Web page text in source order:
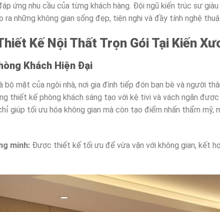
ứng nhu cầu của từng khách hàng. Đội ngũ kiến trúc sư
ra những không gian sống đẹp, tiện nghi và đầy tính nghệ
Kế Nội Thất Trọn Gói Tại Kiến
Khách Hiện Đại
bộ mặt của ngôi nhà, nơi gia đình tiếp đón bạn bè và người
thiết kế phòng khách sáng tạo với kệ tivi và vách ngăn
giúp tối ưu hóa không gian mà còn tạo điểm nhấn thẩm mỹ,
minh:Được thiết kế tối ưu để vừa vặn với không gian, kết